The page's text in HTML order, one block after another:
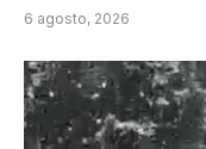
6 agosto, 2026